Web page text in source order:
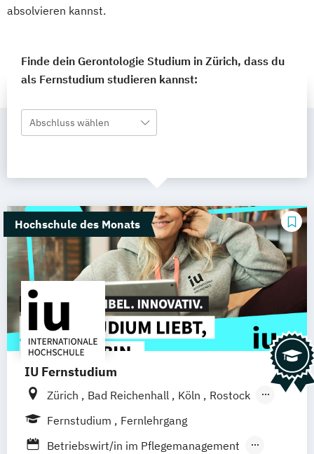
absolvieren kannst.
Finde dein Gerontologie Studium in Zürich, dass du
als Fernstudium studieren kannst:
Abschluss wählen
Hochschule des Monats
IU Fernstudium
Zürich Bad Reichenhall Köln
Rostock
Freiburg
Frankfurt am Main
Fernstudium
Fernlehrgang
Betriebswirt/in im Pflegemanagement